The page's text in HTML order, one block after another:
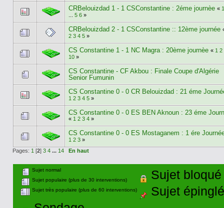
CRBelouizdad 1 - 1 CSConstantine : 2éme journèe « 1
5 6»
CRBelouizdad 2 - 1 CSConstantine :: 12ème journée
2 3 4 5»
CS Constantine 1 - 1 NC Magra : 20ème journèe « 1 2
10»
CS Constantine - CF Akbou : Finale Coupe d'Algérie
Senior Fumunin
CS Constantine 0 - 0 CR Belouizdad : 21 éme
1 2 3 4 5»
CS Constantine 0 - 0 ES BEN Aknoun : 23 éme
« 1 2 3 4»
CS Constantine 0 - 0 ES Mostaganem : 1 ére
1 2 3»
Pages: 1 [2] 3 4 ... 14 En haut
Sujet normal
Sujet populaire (plus de 30 interventions)
Sujet très populaire (plus de 60 interventions)
Sujet bloqué
Sujet épinglé